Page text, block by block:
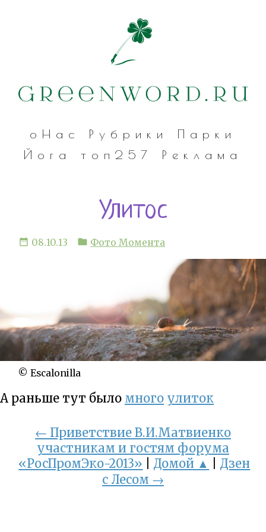
оНас Рубрики
Парки
Йога
топ257 Реклама
Улитос
date_range 08.10.13 folder Фото Момента
© Escalonilla
А раньше тут было много улиток
← Приветствие В.И.Матвиенко
участникам и гостям форума
«РосПромЭко-2013»
Домой ▲
Дзен
с Лесом →